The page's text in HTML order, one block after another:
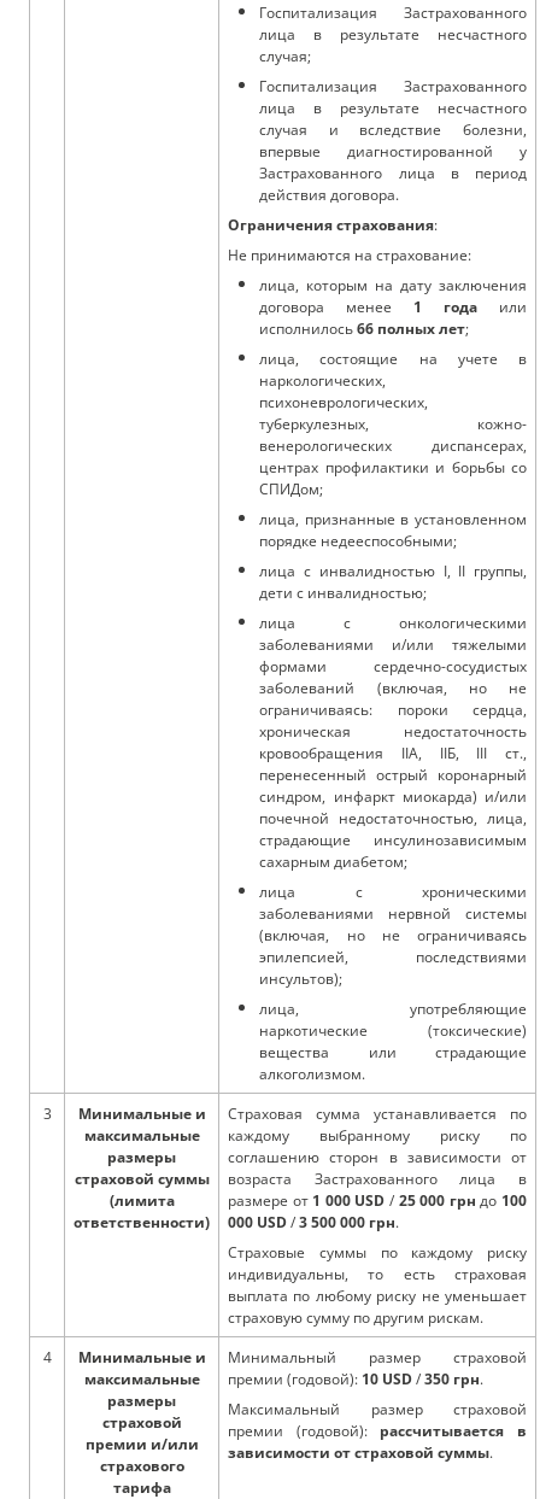
Госпитализация Застрахованного
лица в результате несчастного
случая;
Госпитализация Застрахованного
лица в результате несчастного
случая и вследствие болезни,
впервые диагностированной у
Застрахованного лица в период
действия договора.
Ограничения страхования:
Не принимаются на страхование:
лица, которым на дату заключения
договора менее 1 года или
исполнилось66 полных лет;
лица, состоящие на учете в
наркологических,
психоневрологических,
туберкулезных, кожно-
венерологических диспансерах,
центрах профилактики и борьбы со
СПИДом;
лица, признанные в установленном
порядке недееспособными;
лица с инвалидностью I, II группы,
дети с инвалидностью;
лица с онкологическими
заболеваниями и/или тяжелыми
формами сердечно-сосудистых
заболеваний (включая, но не
ограничиваясь: пороки сердца,
хроническая недостаточность
кровообращения IIА, IIБ, III ст.,
перенесенный острый коронарный
синдром, инфаркт миокарда) и/или
почечной недостаточностью, лица,
страдающие инсулинозависимым
сахарным диабетом;
лица с хроническими
заболеваниями нервной системы
(включая, но не ограничиваясь
эпилепсией, последствиями
инсультов);
лица, употребляющие
наркотические (токсические)
вещества или страдающие
алкоголизмом.
3
Минимальные и
максимальные
размеры
страховой суммы
(лимита
ответственности)
Страховая сумма устанавливается по
каждому выбранному риску по
соглашению сторон в зависимости от
возраста Застрахованного лица в
размере от 1 000 USD / 25 000 грн до 100
000 USD/3 500 000 грн.
Страховые суммы по каждому риску
индивидуальны, то есть страховая
выплата по любому риску не уменьшает
страховую сумму по другим рискам.
4
Минимальные и
максимальные
размеры
страховой
премии и/или
страхового
тарифа
Минимальный размер страховой
премии (годовой): 10 USD/350 грн.
Максимальный размер страховой
премии (годовой): рассчитывается в
зависимости от страховой суммы.